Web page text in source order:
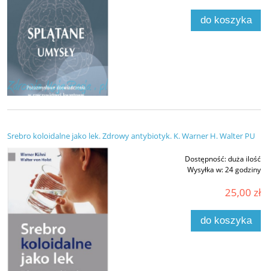
do koszyka
Srebro koloidalne jako lek. Zdrowy antybiotyk. K. Warner H. Walter PU
Dostępność:duża ilość
Wysyłka w:24 godziny
25,00 zł
do koszyka